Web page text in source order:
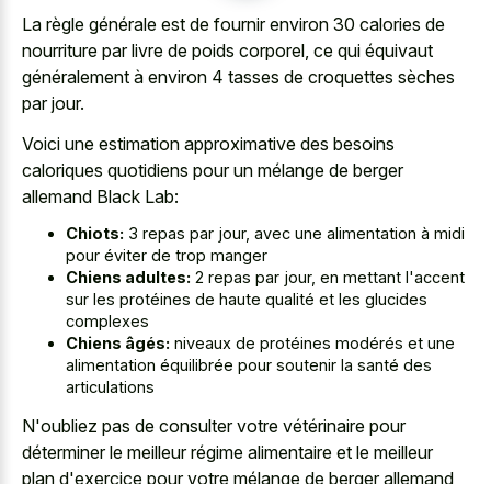
La règle générale est de fournir environ 30 calories de
nourriture par livre de poids corporel, ce qui équivaut
généralement à environ 4 tasses de croquettes sèches
par jour.
Voici une estimation approximative des besoins
caloriques quotidiens pour un mélange de berger
allemand Black Lab:
Chiots: 3 repas par jour, avec une alimentation à midi
pour éviter de trop manger
Chiens adultes: 2 repas par jour, en mettant l'accent
sur les protéines de haute qualité et les glucides
complexes
Chiens âgés: niveaux de protéines modérés et une
alimentation équilibrée pour soutenir la santé des
articulations
N'oubliez pas de consulter votre vétérinaire pour
déterminer le meilleur régime alimentaire et le meilleur
plan d'exercice pour votre mélange de berger allemand